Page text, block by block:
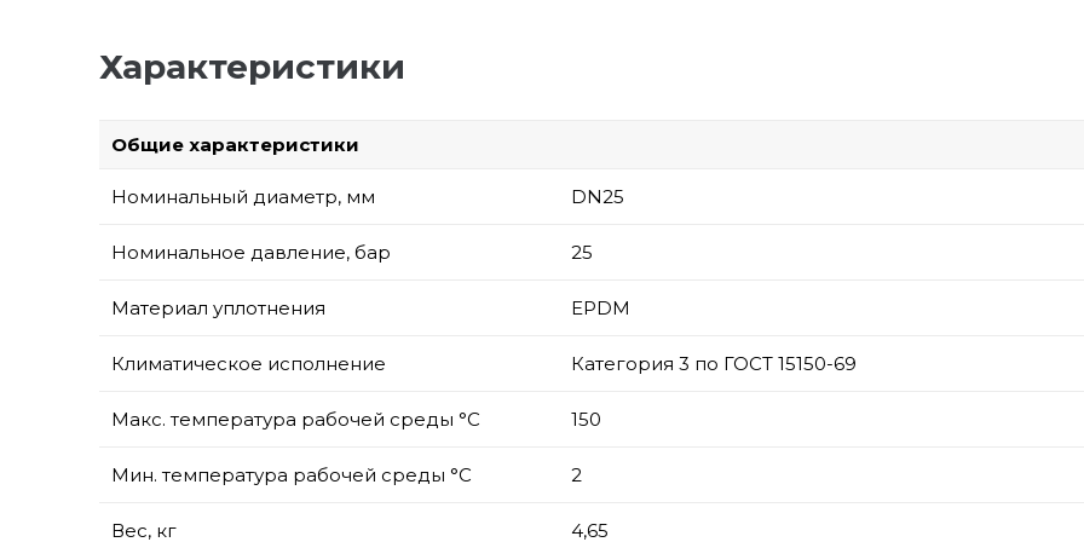
Характеристики
Общие характеристики
Номинальный диаметр, мм DN25
Номинальное давление, бар 25
Материал уплотнения EPDM
Климатическое исполнение Категория 3 по ГОСТ 15150-69
Макс. температура рабочей среды °С 150
Мин. температура рабочей среды °С 2
Вес, кг 4,65